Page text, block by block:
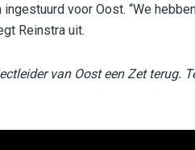
voor Oost. “We
Reinstra uit.
van Oost een Zet terug.